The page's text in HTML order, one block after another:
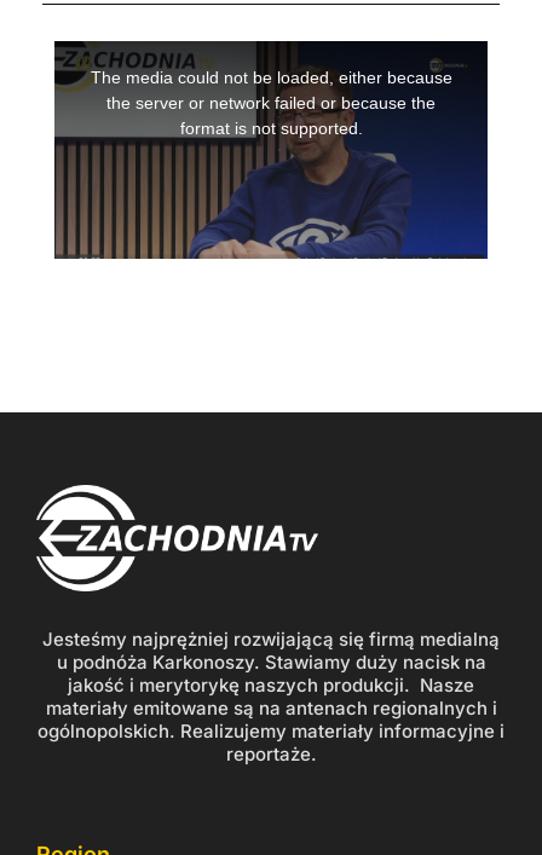
Jesteśmy najprężniej rozwijającą się firmą medialną
u podnóża Karkonoszy. Stawiamy duży nacisk na
jakość i merytorykę naszych produkcji. Nasze
materiały emitowane są na antenach regionalnych i
ogólnopolskich. Realizujemy materiały informacyjne i
reportaże.